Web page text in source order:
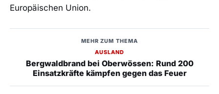
Europäischen Union.
MEHR ZUM THEMA
AUSLAND
Bergwaldbrand bei Oberwössen: Rund 200
Einsatzkräfte kämpfen gegen das Feuer